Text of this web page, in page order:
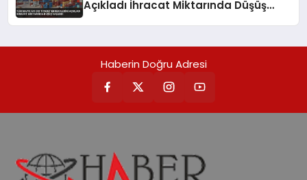
Açıkladı İhracat Miktarında Düşüş
Haberin Doğru Adresi